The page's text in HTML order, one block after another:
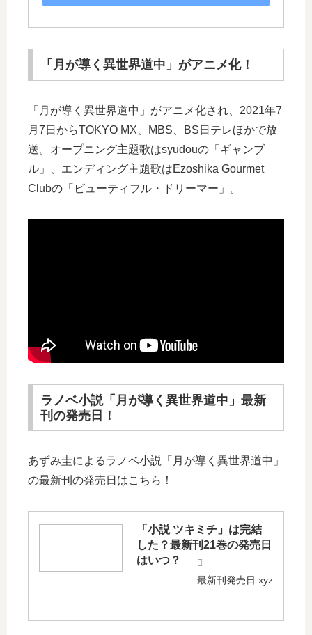
「月が導く異世界道中」がアニメ化！
「月が導く異世界道中」がアニメ化され、2021年7
月7日からTOKYO MX、MBS、BS日テレほかで放
送。オープニング主題歌はsyudouの「ギャンブ
ル」、エンディング主題歌はEzoshika Gourmet
Clubの「ビューティフル・ドリーマー」。
ラノベ小説「月が導く異世界道中」最新
刊の発売日！
あずみ圭によるラノベ小説「月が導く異世界道中」
の最新刊の発売日はこちら！
「小説 ツキミチ」は完結
した？最新刊21巻の発売日
はいつ？
最新刊発売日.xyz